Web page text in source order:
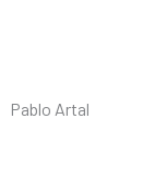
Pablo Artal